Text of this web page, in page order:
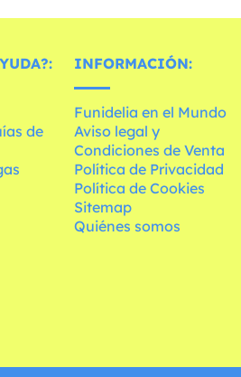
de
INFORMACIÓN:
Funidelia en el Mundo
Aviso legal y
Condiciones de Venta
Política de Privacidad
Política de Cookies
Sitemap
Quiénes somos